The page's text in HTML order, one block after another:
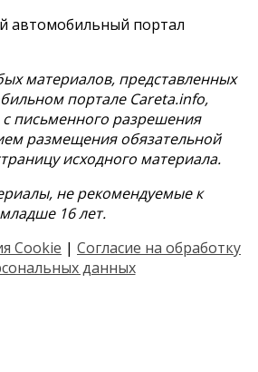
автомобильный портал
материалов, представленных
портале Careta.info,
с письменного разрешения
размещения обязательной
исходного материала.
не рекомендуемые к
16 лет.
Cookie | Согласие на обработку
данных